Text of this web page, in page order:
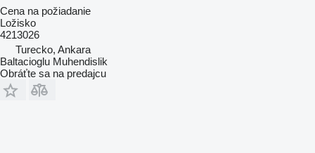
Cena na požiadanie
Ložisko
4213026
Turecko, Ankara
Baltacioglu Muhendislik
Obráťte sa na predajcu